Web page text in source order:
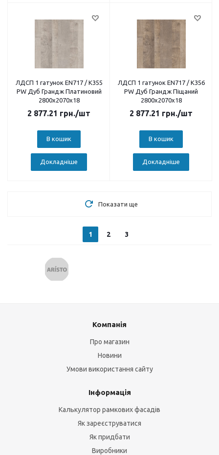
ЛДСП 1 гатунок EN717 / K355
PW Дуб Грандж Платиновий
2800х2070х18
2 877.21 грн./шт
В кошик
Докладніше
ЛДСП 1 гатунок EN717 / K356
PW Дуб Грандж Піщаний
2800х2070х18
2 877.21 грн./шт
В кошик
Докладніше
Показати ще
1 2 3
Компанія
Про магазин
Новини
Умови використання сайту
Інформація
Калькулятор рамкових фасадів
Як зареєструватися
Як придбати
Виробники